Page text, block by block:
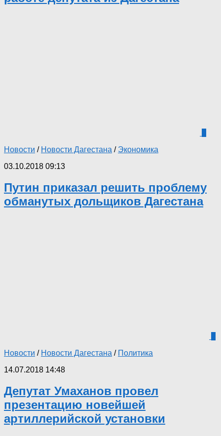
Новости / Новости Дагестана / Экономика
03.10.2018 09:13
Путин приказал решить проблему
обманутых дольщиков Дагестана
Новости / Новости Дагестана / Политика
14.07.2018 14:48
Депутат Умаханов провел
презентацию новейшей
артиллерийской установки